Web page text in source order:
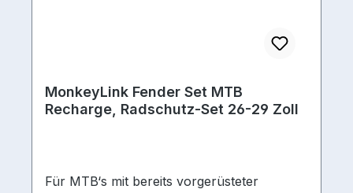
MonkeyLink Fender Set MTB
Recharge, Radschutz-Set 26-29 Zoll
Für MTB‘s mit bereits vorgerüsteter